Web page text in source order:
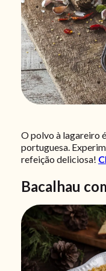
O polvo à lagareiro
portuguesa.
refeição deliciosa!
Bacalhau